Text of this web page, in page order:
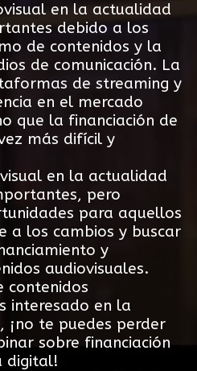
en la actualidad
debido a los
de contenidos y la
de comunicación. La
de streaming y
en el mercado
que la financiación de
más difícil y
en la actualidad
pero
para aquellos
a los cambios y buscar
y
audiovisuales.
contenidos
interesado en la
¡no te puedes perder
sobre financiación
digital!